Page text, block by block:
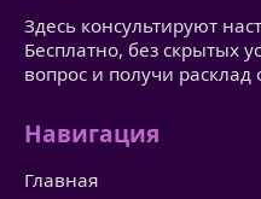
Здесь консультируют
Бесплатно, без скрытых
вопрос и получи расклад
Навигация
Главная